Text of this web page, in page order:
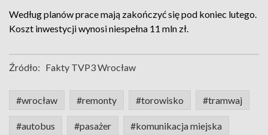
Według planów prace mają zakończyć się pod koniec lutego.
Koszt inwestycji wynosi niespełna 11 mln zł.
Źródło: Fakty TVP3 Wrocław
#wrocław #remonty #torowisko #tramwaj
#autobus #pasażer #komunikacja miejska